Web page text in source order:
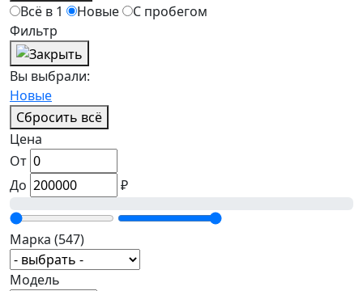
Всё в 1
Новые
С пробегом
Фильтр
Вы выбрали:
Новые
Сбросить всё
Цена
От
До
₽
Марка (547)
Модель